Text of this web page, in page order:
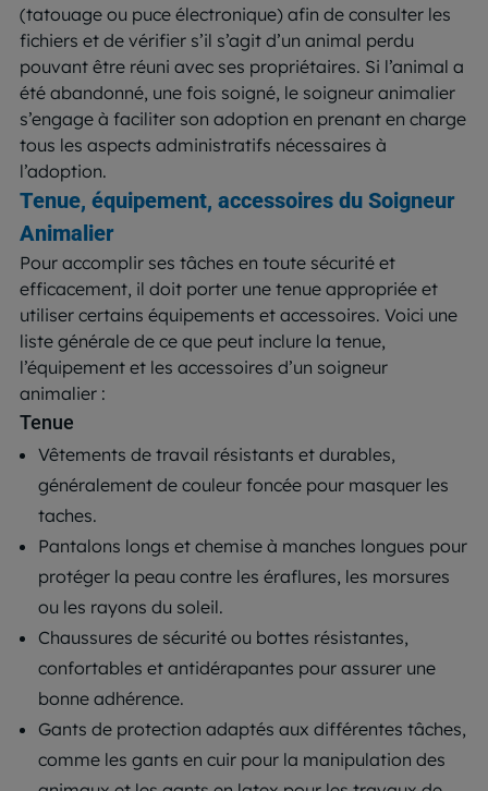
(tatouage ou puce électronique) afin de consulter les
fichiers et de vérifier s’il s’agit d’un animal perdu
pouvant être réuni avec ses propriétaires. Si l’animal a
été abandonné, une fois soigné, le soigneur animalier
s’engage à faciliter son adoption en prenant en charge
tous les aspects administratifs nécessaires à
l’adoption.
Tenue, équipement, accessoires du Soigneur
Animalier
Pour accomplir ses tâches en toute sécurité et
efficacement, il doit porter une tenue appropriée et
utiliser certains équipements et accessoires. Voici une
liste générale de ce que peut inclure la tenue,
l’équipement et les accessoires d’un soigneur
animalier :
Tenue
Vêtements de travail résistants et durables,
généralement de couleur foncée pour masquer les
taches.
Pantalons longs et chemise à manches longues pour
protéger la peau contre les éraflures, les morsures
ou les rayons du soleil.
Chaussures de sécurité ou bottes résistantes,
confortables et antidérapantes pour assurer une
bonne adhérence.
Gants de protection adaptés aux différentes tâches,
comme les gants en cuir pour la manipulation des